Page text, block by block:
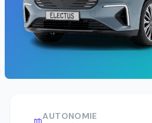
AUTONOMIE